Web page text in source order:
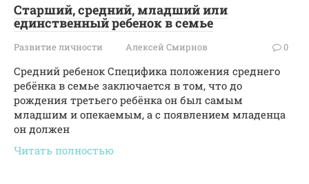
Старший, средний, младший или
единственный ребенок в семье
Развитие личности Алексей Смирнов 0
Средний ребенок Специфика положения среднего
ребёнка в семье заключается в том, что до
рождения третьего ребёнка он был самым
младшим и опекаемым, а с появлением младенца
он должен
Читать полностью